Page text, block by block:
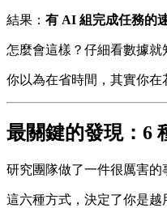
結果： 有 AI 組完成任務的
怎麼會這樣？仔細看數據
你以為在省時間，其實你在
最關鍵的發現：6
研究團隊做了一件很厲害的
這六種方式，決定了你是越